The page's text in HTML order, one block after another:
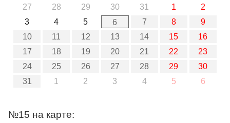
27 28 29 30 31 1
2
3
4 5 6 7 8
9
10
11 12 13 14 15
16
17
18 19 20 21 22
23
24
25 26 27 28 29
30
31
1 2 3 4 5 6
№15 на карте: